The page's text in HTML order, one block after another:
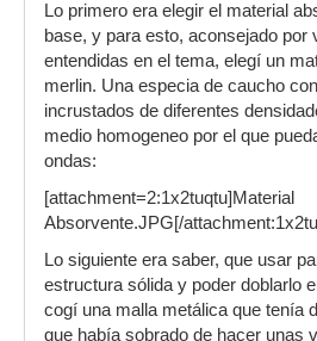
Lo primero era elegir el material
base, y para esto, aconsejado por
entendidas en el tema, elegí un
merlin. Una especia de caucho
incrustados de diferentes
medio homogeneo por el que
ondas:
[attachment=2:1x2tuqtu]Material
Absorvente.JPG[/
Lo siguiente era saber, que usar
estructura sólida y poder doblarlo
cogí una malla metálica que tenía
que había sobrado de hacer unas